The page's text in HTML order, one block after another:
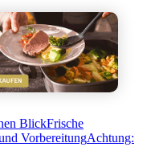
BlickFrische
VorbereitungAchtung: